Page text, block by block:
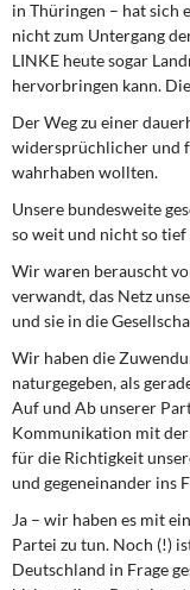
Eurokrise und
DIE LINKE
Weitere Themen
Memo-Gruppe
Institut
Rosa-
Über mich
Kontakt
in Thüringen – hat sich
nicht zum Untergang
LINKE heute sogar
hervorbringen kann.
Der Weg zu einer
widersprüchlicher und
wahrhaben wollten.
Unsere bundesweite
so weit und nicht so
Wir waren berauscht
verwandt, das Netz
und sie in die
Wir haben die
naturgegeben, als
Auf und Ab unserer
Kommunikation mit der
für die Richtigkeit
und gegeneinander ins
Ja – wir haben es mit
Partei zu tun. Noch (!)
Deutschland in Frage